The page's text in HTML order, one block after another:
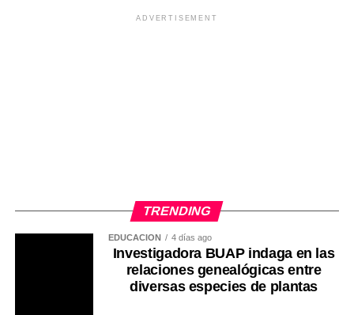
ADVERTISEMENT
TRENDING
EDUCACIÓN 4 días ago
Investigadora BUAP indaga en las
relaciones genealógicas entre
diversas especies de plantas